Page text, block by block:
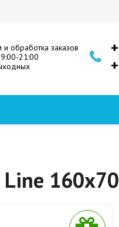
обработка заказов
21:00